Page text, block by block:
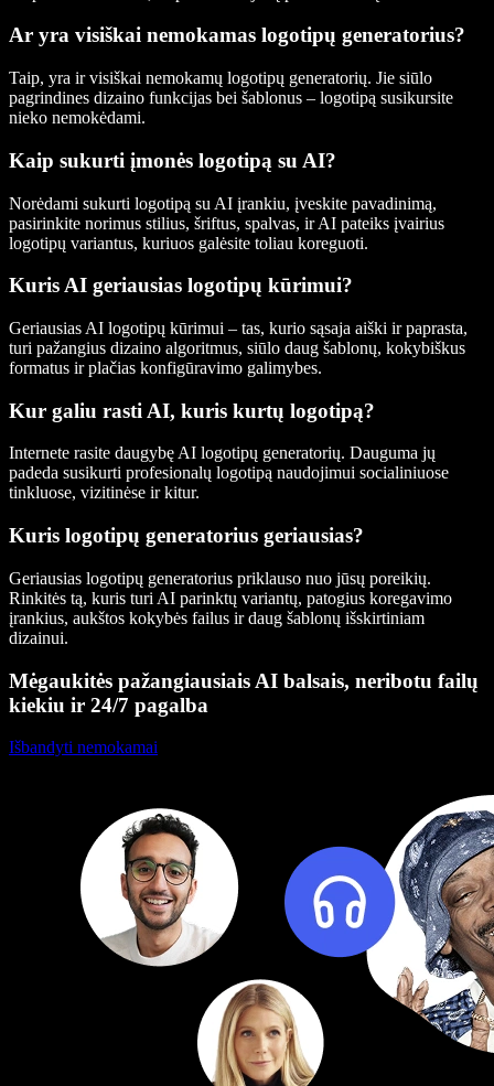
Ar yra visiškai nemokamas logotipų generatorius?
Taip, yra ir visiškai nemokamų logotipų generatorių. Jie siūlo
pagrindines dizaino funkcijas bei šablonus – logotipą susikursite
nieko nemokėdami.
Kaip sukurti įmonės logotipą su AI?
Norėdami sukurti logotipą su AI įrankiu, įveskite pavadinimą,
pasirinkite norimus stilius, šriftus, spalvas, ir AI pateiks įvairius
logotipų variantus, kuriuos galėsite toliau koreguoti.
Kuris AI geriausias logotipų kūrimui?
Geriausias AI logotipų kūrimui – tas, kurio sąsaja aiški ir paprasta,
turi pažangius dizaino algoritmus, siūlo daug šablonų, kokybiškus
formatus ir plačias konfigūravimo galimybes.
Kur galiu rasti AI, kuris kurtų logotipą?
Internete rasite daugybę AI logotipų generatorių. Dauguma jų
padeda susikurti profesionalų logotipą naudojimui socialiniuose
tinkluose, vizitinėse ir kitur.
Kuris logotipų generatorius geriausias?
Geriausias logotipų generatorius priklauso nuo jūsų poreikių.
Rinkitės tą, kuris turi AI parinktų variantų, patogius koregavimo
įrankius, aukštos kokybės failus ir daug šablonų išskirtiniam
dizainui.
Mėgaukitės pažangiausiais AI balsais, neribotu failų
kiekiu ir 24/7 pagalba
Išbandyti nemokamai